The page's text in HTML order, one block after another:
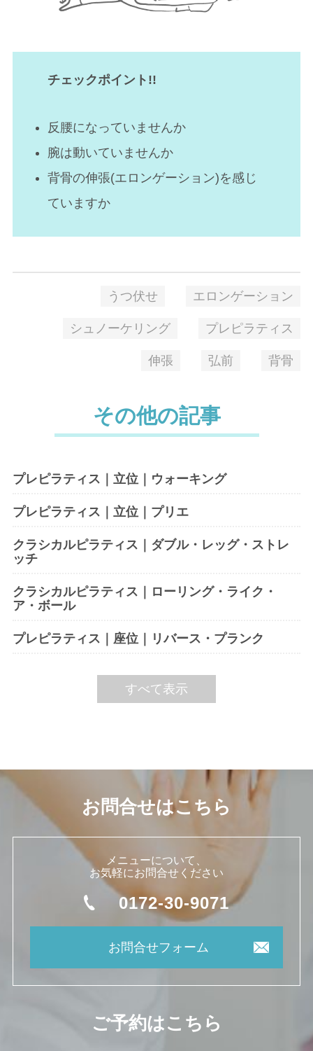
チェックポイント!!
反腰になっていませんか
腕は動いていませんか
背骨の伸張(エロンゲーション)を感じ
ていますか
うつ伏せ エロンゲーション
シュノーケリング プレピラティス
伸張 弘前 背骨
その他の記事
プレピラティス｜立位｜ウォーキング
プレピラティス｜立位｜プリエ
クラシカルピラティス｜ダブル・レッグ・ストレ
ッチ
クラシカルピラティス｜ローリング・ライク・
ア・ボール
プレピラティス｜座位｜リバース・プランク
すべて表示
お問合せはこちら
メニューについて、
お気軽にお問合せください
0172-30-9071
お問合せフォーム
ご予約はこちら